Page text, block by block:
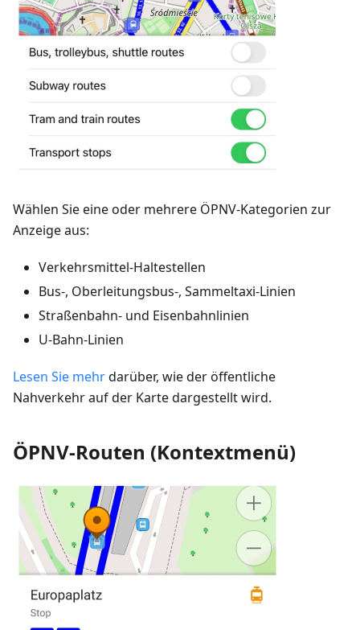
Wählen Sie eine oder mehrere ÖPNV-Kategorien zur
Anzeige aus:
Verkehrsmittel-Haltestellen
Bus-, Oberleitungsbus-, Sammeltaxi-Linien
Straßenbahn- und Eisenbahnlinien
U-Bahn-Linien
Lesen Sie mehrdarüber, wie der öffentliche
Nahverkehr auf der Karte dargestellt wird.
ÖPNV-Routen (Kontextmenü)